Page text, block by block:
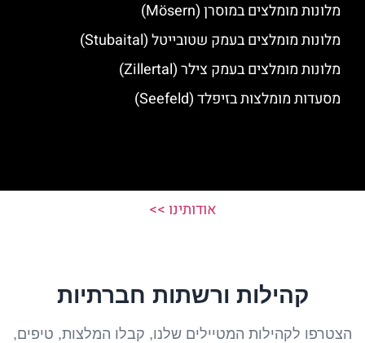
מלונות מומלצים במוסרן (Mösern)
מלונות מומלצים בעמק שטובייטל (Stubaital)
מלונות מומלצים בעמק צילר (Zillertal)
מסעדות מומלצות בזיפלד (Seefeld)
אודותינו >>
קהילות ורשתות חברתיות
הצטרפו לקהילות המטיילים שלנו, קבלו המלצות, טיפים,